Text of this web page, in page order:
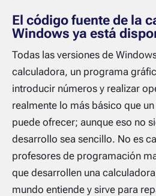
El código fuente de la
Windows ya está
Todas las versiones de
calculadora, un programa
introducir números y realizar
realmente lo más básico que
puede ofrecer; aunque eso no
desarrollo sea sencillo. No es
profesores de programación
que desarrollen una
mundo entiende y sirve para